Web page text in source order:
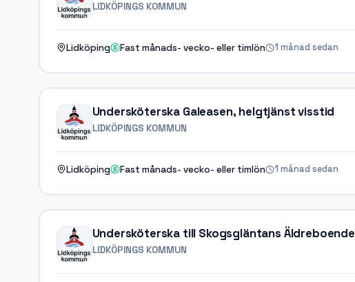
LIDKÖPINGS KOMMUN
Lidköping Fast månads- vecko- eller timlön 1 månad sedan
Undersköterska Galeasen, helgtjänst visstid
LIDKÖPINGS KOMMUN
Lidköping Fast månads- vecko- eller timlön 1 månad sedan
Undersköterska till Skogsgläntans Äldreboende
LIDKÖPINGS KOMMUN